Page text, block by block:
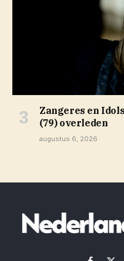
Zangeres en
(79) overleden
augustus 6, 2026